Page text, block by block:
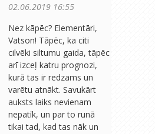
02.06.2019 16:55
Nez kāpēc? Elementāri,
Vatson! Tāpēc, ka citi
cilvēki siltumu gaida, tāpēc
arī izceļ katru prognozi,
kurā tas ir redzams un
varētu atnākt. Savukārt
auksts laiks nevienam
nepatīk, un par to runā
tikai tad, kad tas nāk un